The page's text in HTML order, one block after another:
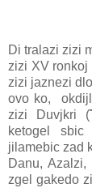
Di tralazi zizi
zizi XV
zizi jaznezi
ovo ko,
zizi Duvjkri (
ketogel
jilamebic zad
Danu,
zgel gakedo